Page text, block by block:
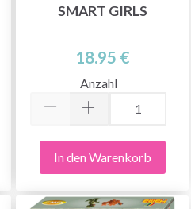
SMART GIRLS
18.95 €
Anzahl
In den Warenkorb